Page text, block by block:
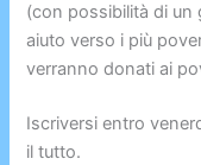
(con possibilità di
aiuto verso i più
verranno donati ai
Iscriversi entro
il tutto.